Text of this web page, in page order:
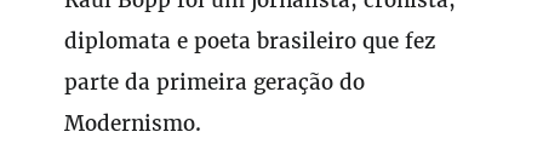
diplomata e poeta brasileiro que fez
parte da primeira geração do
Modernismo.